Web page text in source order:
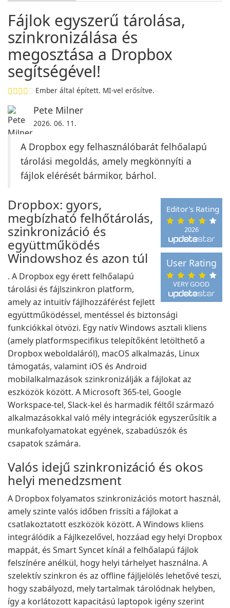
Fájlok egyszerű tárolása,
szinkronizálása és
megosztása a Dropbox
segítségével!
Ember által épített. MI-vel erősítve.
Pete Milner
2026. 06. 11.
A Dropbox egy felhasználóbarát felhőalapú
tárolási megoldás, amely megkönnyíti a
fájlok elérését bármikor, bárhol.
2026
Editor's Rating
VERY GOOD
User Rating
Dropbox: gyors,
megbízható felhőtárolás,
szinkronizáció és
együttműködés
Windowshoz és azon túl
. A Dropbox egy érett felhőalapú
tárolási és fájlszinkron platform,
amely az intuitív fájlhozzáférést fejlett
együttműködéssel, mentéssel és biztonsági
funkciókkal ötvözi. Egy natív Windows asztali kliens
(amely platformspecifikus telepítőként letölthető a
Dropbox weboldaláról), macOS alkalmazás, Linux
támogatás, valamint iOS és Android
mobilalkalmazások szinkronizálják a fájlokat az
eszközök között. A Microsoft 365-tel, Google
Workspace-tel, Slack-kel és harmadik féltől származó
alkalmazásokkal való mély integrációk egyszerűsítik a
munkafolyamatokat egyének, szabadúszók és
csapatok számára.
Valós idejű szinkronizáció és okos
helyi menedzsment
A Dropbox folyamatos szinkronizációs motort használ,
amely szinte valós időben frissíti a fájlokat a
csatlakoztatott eszközök között. A Windows kliens
integrálódik a Fájlkezelővel, hozzáad egy helyi Dropbox
mappát, és Smart Syncet kínál a felhőalapú fájlok
felszínére anélkül, hogy helyi tárhelyet használna. A
szelektív szinkron és az offline fájljelölés lehetővé teszi,
hogy szabályozd, mely tartalmak tárolódnak helyben,
így a korlátozott kapacitású laptopok igény szerint